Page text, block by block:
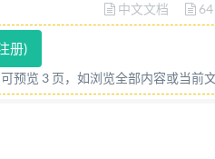
中文文档 64
册)
预览 3 页，如浏览全部内容或当前